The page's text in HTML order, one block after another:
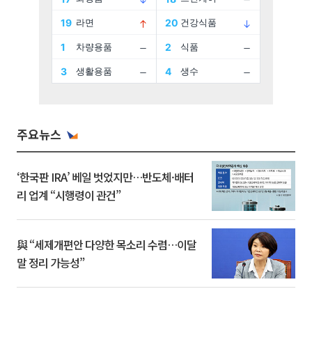
주요뉴스
‘한국판 IRA’ 베일 벗었지만…반도체·배터
리 업계 “시행령이 관건”
與 “세제개편안 다양한 목소리 수렴…이달
말 정리 가능성”